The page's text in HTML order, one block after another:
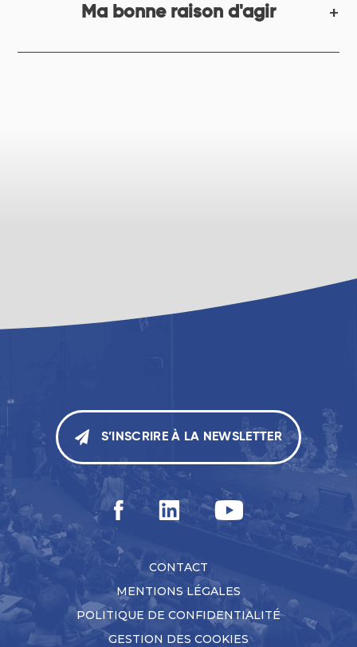
Ma bonne raison d'agir
S’INSCRIRE À LA NEWSLETTER
CONTACT
MENTIONS LÉGALES
POLITIQUE DE CONFIDENTIALITÉ
GESTION DES COOKIES